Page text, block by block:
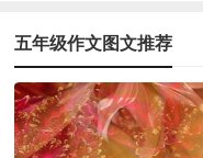
五年级作文图文推荐